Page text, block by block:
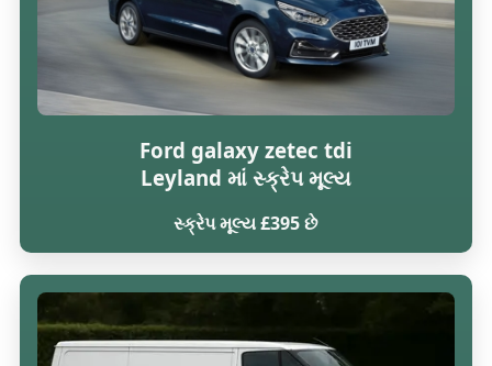
Ford galaxy zetec tdi
Leyland માં સ્ક્રેપ મૂલ્ય
સ્ક્રેપ મૂલ્ય £395 છે